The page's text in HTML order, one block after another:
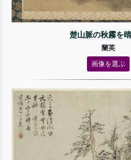
楚山脈の秋霧を
蘭英
画像を選ぶ